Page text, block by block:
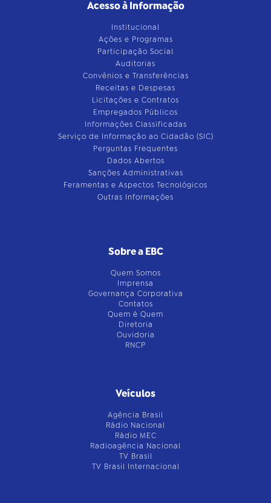
Acesso à Informação
Institucional
Ações e Programas
Participação Social
Auditorias
Convênios e Transferências
Receitas e Despesas
Licitações e Contratos
Empregados Públicos
Informações Classificadas
Serviço de Informação ao Cidadão (SIC)
Perguntas Frequentes
Dados Abertos
Sanções Administrativas
Feramentas e Aspectos Tecnológicos
Outras Informações
Sobre a EBC
Quem Somos
Imprensa
Governança Corporativa
Contatos
Quem é Quem
Diretoria
Ouvidoria
RNCP
Veículos
Agência Brasil
Rádio Nacional
Rádio MEC
Radioagência Nacional
TV Brasil
TV Brasil Internacional